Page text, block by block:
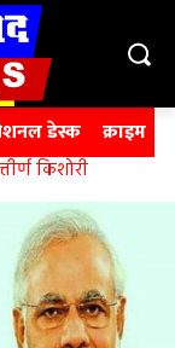
डेस्क क्राइम
किशोरी